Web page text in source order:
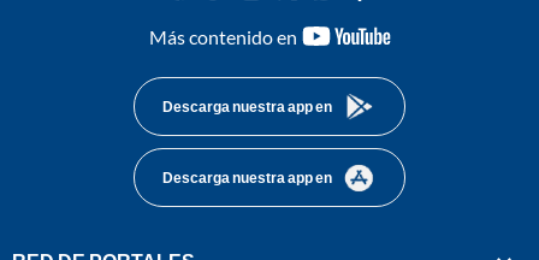
Más contenido en
youtube-
Descarga nuestra app en
Descarga nuestra app en